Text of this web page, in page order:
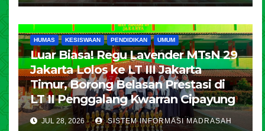
HUMAS KESISWAAN PENDIDIKAN UMUM
Luar Biasa! Regu Lavender MTsN 29
Jakarta Lolos ke LT III Jakarta
Timur, Borong Belasan Prestasi di
LT II Penggalang Kwarran Cipayung
JUL 28, 2026 SISTEM INFORMASI MADRASAH